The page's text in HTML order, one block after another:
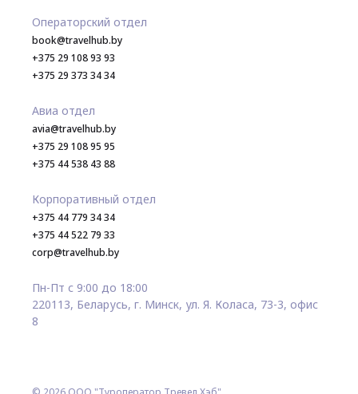
Операторский отдел
book@travelhub.by
+375 29 108 93 93
+375 29 373 34 34
Авиа отдел
avia@travelhub.by
+375 29 108 95 95
+375 44 538 43 88
Корпоративный отдел
+375 44 779 34 34
+375 44 522 79 33
corp@travelhub.by
Пн-Пт с 9:00 до 18:00
220113, Беларусь, г. Минск, ул. Я. Коласа, 73-3, офис
8